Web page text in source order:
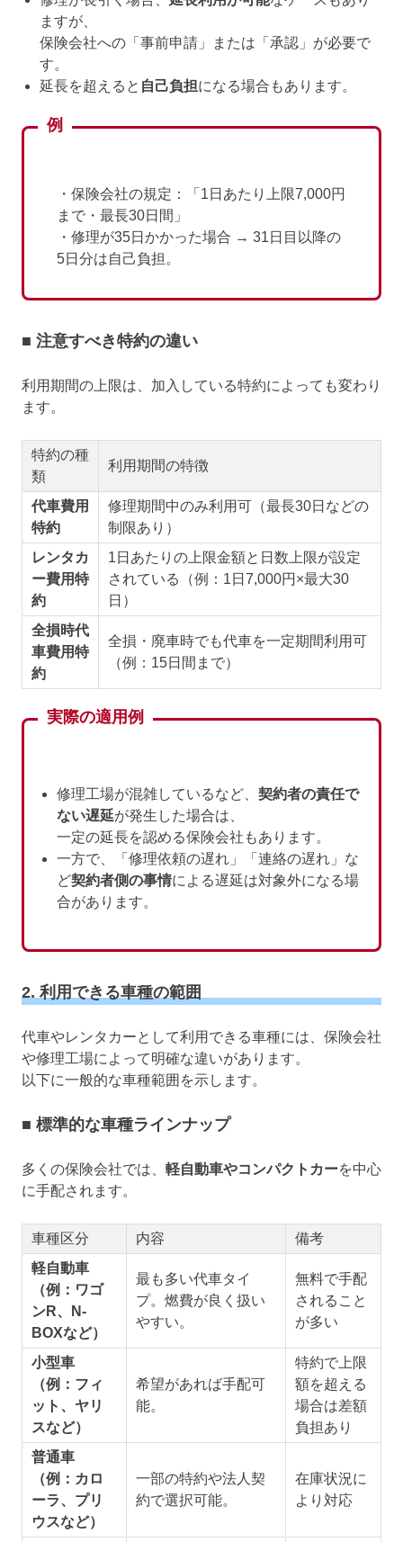
ますが、
保険会社への「事前申請」または「承認」が必要で
す。
延長を超えると 自己負担になる場合もあります。
例
・保険会社の規定：「1日あたり上限7,000円
まで・最長30日間」
・修理が35日かかった場合 → 31日目以降の
5日分は自己負担。
■ 注意すべき特約の違い
利用期間の上限は、加入している特約によっても変わり
ます。
特約の種
類
利用期間の特徴
代車費用
特約
修理期間中のみ利用可（最長30日などの
制限あり）
レンタカ
ー費用特
約
1日あたりの上限金額と日数上限が設定
されている（例：1日7,000円×最大30
日）
全損時代
車費用特
約
全損・廃車時でも代車を一定期間利用可
（例：15日間まで）
実際の適用例
修理工場が混雑しているなど、 契約者の責任で
ない遅延が発生した場合は、
一定の延長を認める保険会社もあります。
一方で、「修理依頼の遅れ」「連絡の遅れ」な
ど契約者側の事情による遅延は対象外になる場
合があります。
2. 利用できる車種の範囲
代車やレンタカーとして利用できる車種には、保険会社
や修理工場によって明確な違いがあります。
以下に一般的な車種範囲を示します。
■ 標準的な車種ラインナップ
多くの保険会社では、 軽自動車やコンパクトカーを中心
に手配されます。
車種区分 内容
備考
軽自動車
（例：ワゴ
ンR、N-
BOXなど）
最も多い代車タイ
プ。燃費が良く扱い
やすい。
無料で手配
されること
が多い
小型車
（例：フィ
ット、ヤリ
スなど）
希望があれば手配可
能。
特約で上限
額を超える
場合は差額
負担あり
普通車
（例：カロ
ーラ、プリ
ウスなど）
一部の特約や法人契
約で選択可能。
在庫状況に
より対応